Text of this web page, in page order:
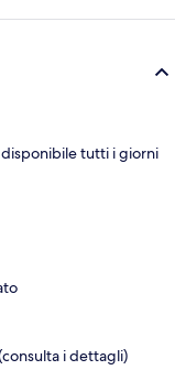
tutti i giorni
i dettagli)